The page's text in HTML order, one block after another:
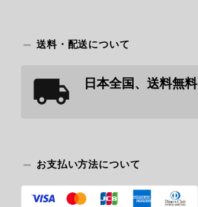
送料・配送について
日本全国、送料無料
お支払い方法について